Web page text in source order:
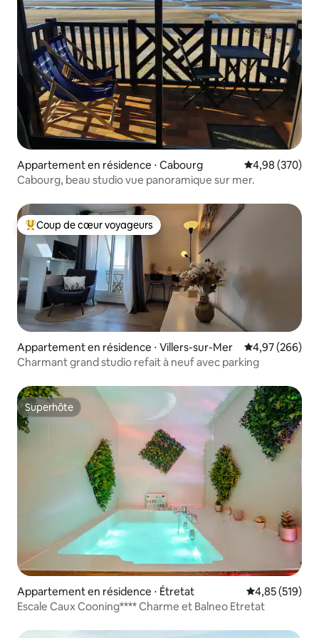
Appartement en résidence ⋅ Cabourg Évaluation
4,98 (370)
Cabourg, beau studio vue panoramique sur mer.
Coups de cœur voyageurs les plus appréciés
Coup de cœur voyageurs
Appartement en résidence ⋅ Villers-sur-Mer Évaluation
4,97 (266)
Charmant grand studio refait à neuf avec parking
Superhôte
Superhôte
Appartement en résidence ⋅ Étretat Évaluation
4,85 (519)
Escale Caux Cooning**** Charme et Balneo Etretat